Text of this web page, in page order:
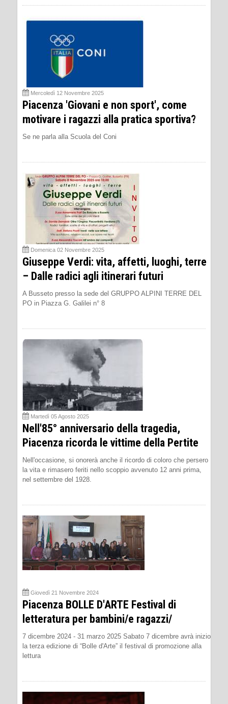
Mercoledì 12 Novembre 2025
Piacenza 'Giovani e non sport', come
motivare i ragazzi alla pratica sportiva?
Se ne parla alla Scuola del Coni
Domenica 02 Novembre 2025
Giuseppe Verdi: vita, affetti, luoghi, terre
– Dalle radici agli itinerari futuri
A Busseto presso la sede del GRUPPO ALPINI TERRE DEL
PO in Piazza G. Galilei n° 8
Martedì 05 Agosto 2025
Nell'85° anniversario della tragedia,
Piacenza ricorda le vittime della Pertite
Nell'occasione, si onorerà anche il ricordo di coloro che persero
la vita e rimasero feriti nello scoppio avvenuto 12 anni prima,
nel settembre del 1928.
Giovedì 21 Novembre 2024
Piacenza BOLLE D'ARTE Festival di
letteratura per bambini/e ragazzi/
7 dicembre 2024 - 31 marzo 2025 Sabato 7 dicembre avrà inizio
la terza edizione di “Bolle d'Arte” il festival di promozione alla
lettura